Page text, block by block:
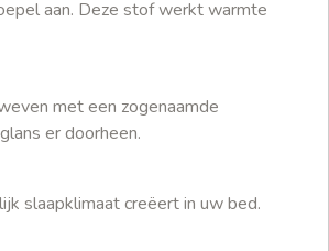
aan. Deze stof werkt warmte
met een zogenaamde
er doorheen.
slaapklimaat creëert in uw bed.